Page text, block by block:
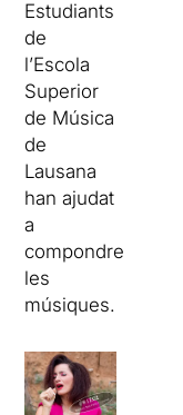
Estudiants
de
l’Escola
Superior
de Música
de
Lausana
han ajudat
a
compondre
les
músiques.